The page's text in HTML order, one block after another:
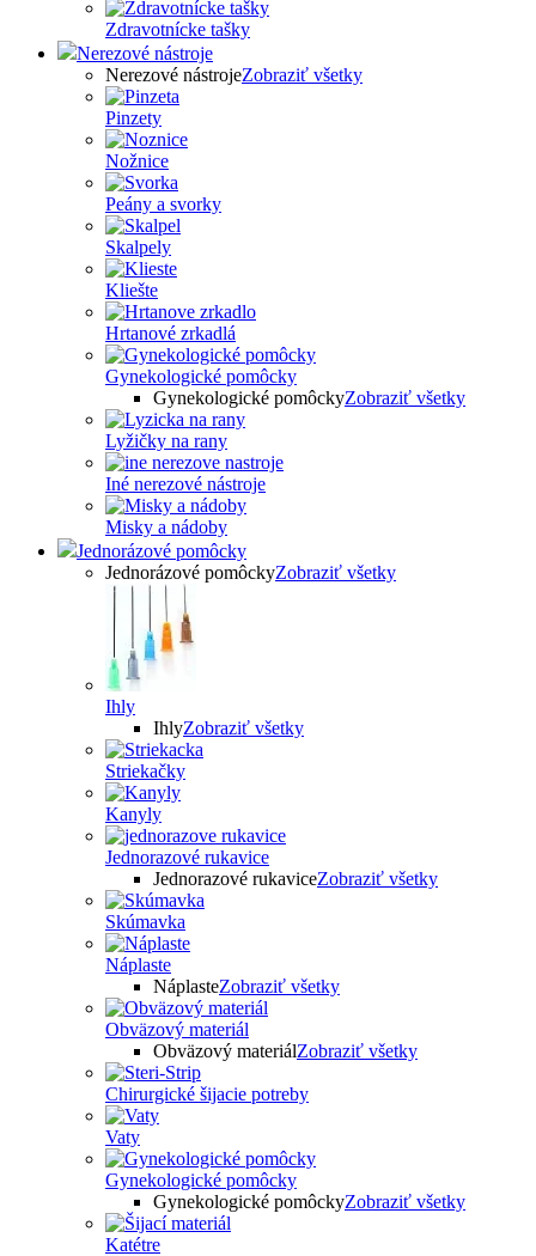
Zdravotnícke tašky
Nerezové nástroje
Nerezové nástrojeZobraziť všetky
Pinzety
Nožnice
Peány a svorky
Skalpely
Kliešte
Hrtanové zrkadlá
Gynekologické pomôcky
Gynekologické pomôckyZobraziť všetky
Lyžičky na rany
Iné nerezové nástroje
Misky a nádoby
Jednorázové pomôcky
Jednorázové pomôckyZobraziť všetky
Ihly
IhlyZobraziť všetky
Striekačky
Kanyly
Jednorazové rukavice
Jednorazové rukaviceZobraziť všetky
Skúmavka
Náplaste
NáplasteZobraziť všetky
Obväzový materiál
Obväzový materiálZobraziť všetky
Chirurgické šijacie potreby
Vaty
Gynekologické pomôcky
Gynekologické pomôckyZobraziť všetky
Katétre